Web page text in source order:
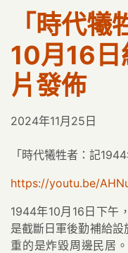
「時代
10月16日
片發佈
2024年11月25日
「時代犧牲者：記
https://youtu.be/
1944年10月16日下午
是截斷日軍後勤補給
重的是炸毀周邊民居